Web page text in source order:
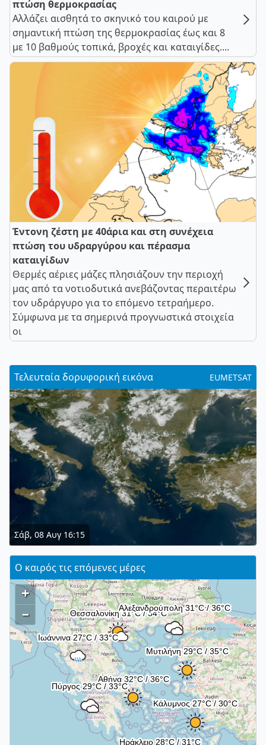
πτώση θερμοκρασίας
Αλλάζει αισθητά το σκηνικό του καιρού με
σημαντική πτώση της θερμοκρασίας έως και 8
με 10 βαθμούς τοπικά, βροχές και καταιγίδες....
Έντονη ζέστη με 40άρια και στη συνέχεια
πτώση του υδραργύρου και πέρασμα
καταιγίδων
Θερμές αέριες μάζες πλησιάζουν την περιοχή
μας από τα νοτιοδυτικά ανεβάζοντας περαιτέρω
τον υδράργυρο για το επόμενο τετραήμερο.
Σύμφωνα με τα σημερινά προγνωστικά στοιχεία
οι
Τελευταία δορυφορική εικόνα EUMETSAT
Σάβ, 08 Αυγ 16:15
Ο καιρός τις επόμενες μέρες
+
–